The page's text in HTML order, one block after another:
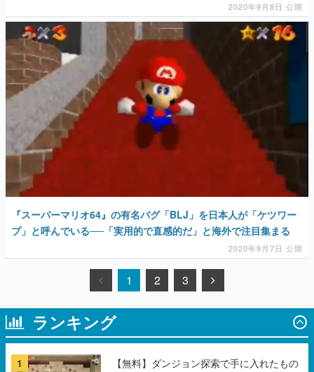
2020年9月8日 公開
『スーパーマリオ64』の有名バグ「BLJ」を日本人が「ケツワー
プ」と呼んでいる──「実用的で直感的だ」と海外で注目集まる
2020年9月7日 公開
1 2 3
ランキング
1
【無料】ダンジョン探索で手に入れたもの